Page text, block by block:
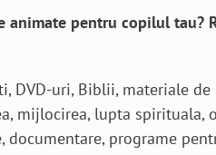
animate pentru copilul tau?
DVD-uri, Biblii, materiale
mijlocirea, lupta
programe